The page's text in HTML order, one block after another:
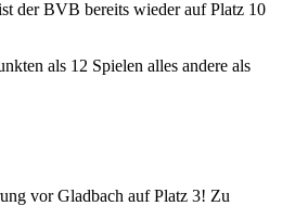
der BVB bereits wieder auf Platz 10
als 12 Spielen alles andere als
vor Gladbach auf Platz 3! Zu